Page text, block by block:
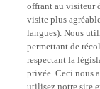
offrant au visiteur
visite plus
langues). Nous
permettant de
respectant la
privée. Ceci nous
utilisez notre site